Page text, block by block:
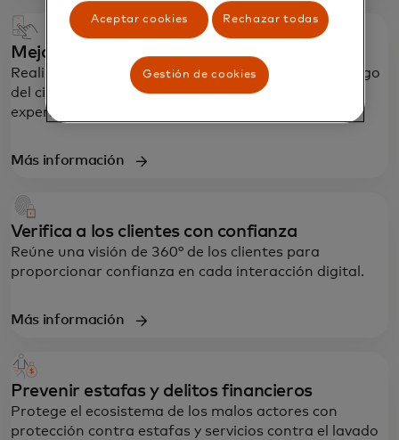
Mejora la protección contra devoluciones
Realiza un seguimiento de los contracargos a lo largo
del ciclo de vida de los pagos para mejorar la
experiencia posterior a la compra.
Más información
Verifica a los clientes con confianza
Reúne una visión de 360° de los clientes para
proporcionar confianza en cada interacción digital.
Más información
Prevenir estafas y delitos financieros
Protege el ecosistema de los malos actores con
protección contra estafas y servicios contra el lavado
Aceptar cookies Rechazar todas
Gestión de cookies